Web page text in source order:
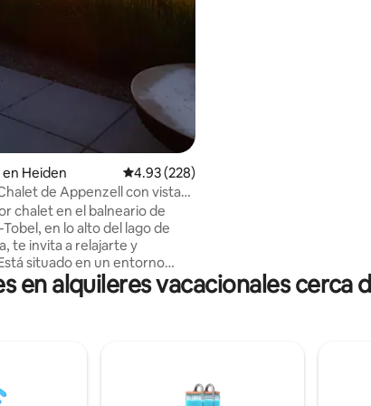
Heiden Calificación promedio: 4.93 de 5, 228
4.93 (228)
de Appenzell con vistas
chalet en el balneario de
en lo alto del lago de
te invita a relajarte y
situado en un entorno
ofrece una vista
del lago. La región es un
cercanos y pistas de
ciudades vecinas de
en alquileres vacacionales cerca